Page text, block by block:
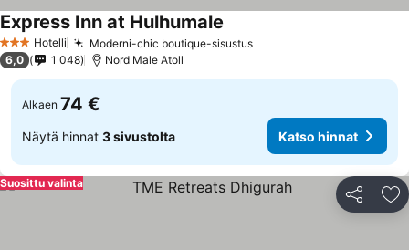
3 Tähtiluokitus
Hotelli Moderni-chic boutique-sisustus
Express Inn at Hulhumale
6,0 1 048 Nord Male Atoll
Alkaen 74 €
Näytä hinnat 3 sivustolta Katso hinnat
Jaa
Suosittu valinta